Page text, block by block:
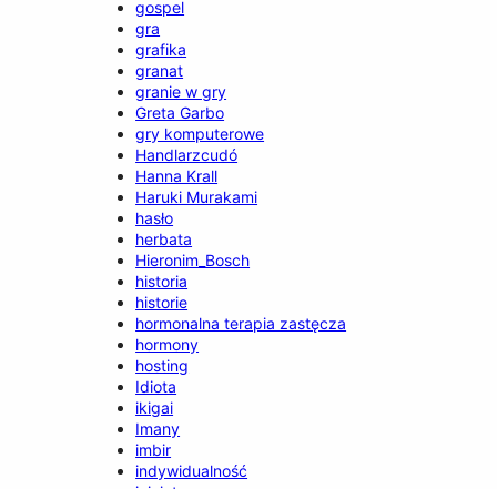
gospel
gra
grafika
granat
granie w gry
Greta Garbo
gry komputerowe
Handlarzcudó
Hanna Krall
Haruki Murakami
hasło
herbata
Hieronim_Bosch
historia
historie
hormonalna terapia zastęcza
hormony
hosting
Idiota
ikigai
Imany
imbir
indywidualność